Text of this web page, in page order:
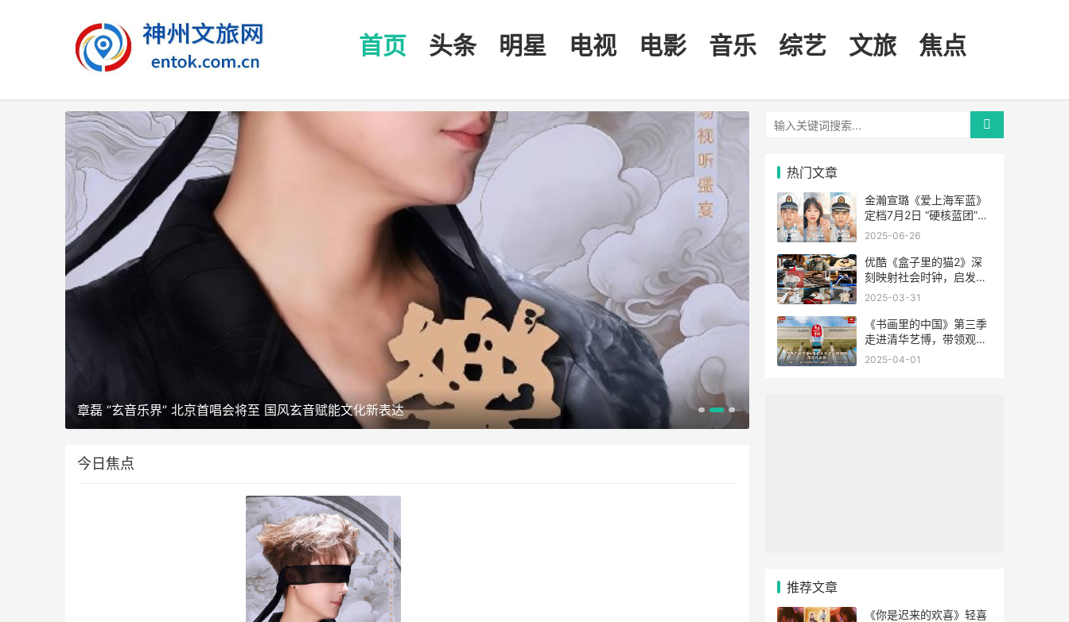
首页 头条 明星 电视 电影 音乐 综艺 文旅 焦点
章磊 “玄音乐界” 北京首唱会将至 国风玄音赋能文化新表达
今日焦点
热门文章
金瀚宣璐《爱上海军蓝》
定档7月2日 “硬核蓝团”守
卫万里海疆
2025-06-26
优酷《盒子里的猫2》深
刻映射社会时钟，启发大
众寻找自我节奏
2025-03-31
《书画里的中国》第三季
走进清华艺博，带领观众
云端观展
2025-04-01
推荐文章
《你是迟来的欢喜》轻喜